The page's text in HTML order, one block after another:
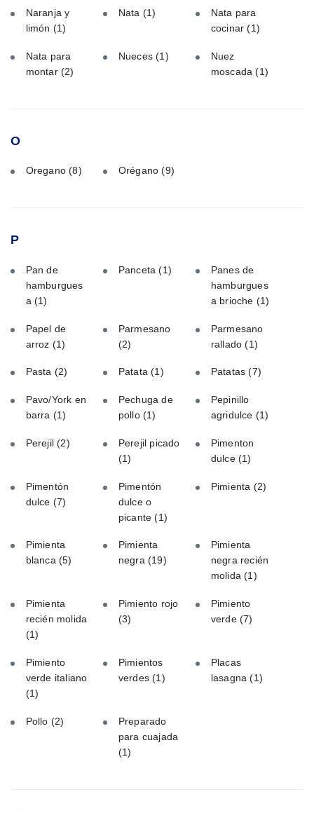
Naranja y
limón (1)
Nata (1)
Nata para
cocinar(1)
Nata para
montar (2)
Nueces(1)
Nuez
moscada(1)
O
Oregano(8) Orégano(9)
P
Pan de
hamburgues
a (1)
Panceta(1)
Panes de
hamburgues
a brioche (1)
Papel de
arroz (1)
Parmesano
(2)
Parmesano
rallado(1)
Pasta (2) Patata(1) Patatas(7)
Pavo/York en
barra (1)
Pechuga de
pollo (1)
Pepinillo
agridulce (1)
Perejil(2)
Perejil picado
(1)
Pimenton
dulce(1)
Pimentón
dulce (7)
Pimentón
dulce o
picante(1)
Pimienta (2)
Pimienta
blanca (5)
Pimienta
negra (19)
Pimienta
negra recién
molida(1)
Pimienta
recién molida
(1)
Pimiento rojo
(3)
Pimiento
verde(7)
Pimiento
verde italiano
(1)
Pimientos
verdes(1)
Placas
lasagna(1)
Pollo (2)
Preparado
para cuajada
(1)